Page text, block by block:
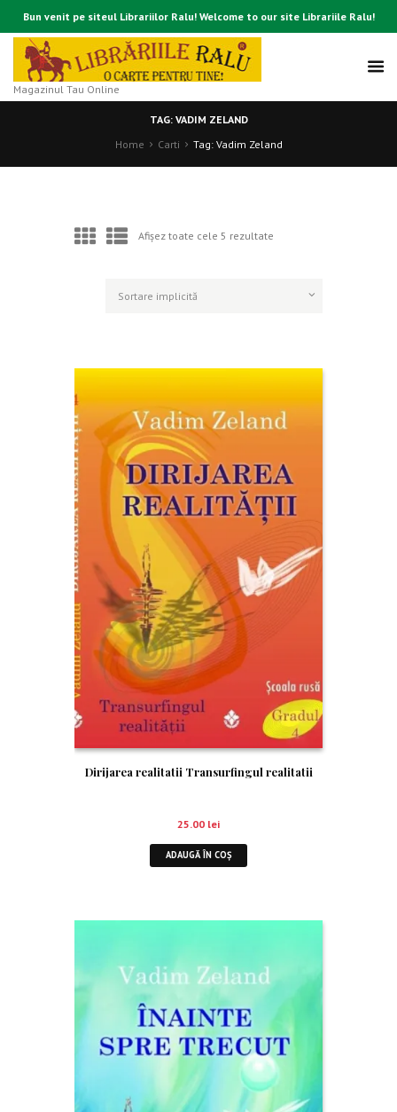
Bun venit pe siteul Librariilor Ralu! Welcome to our site Librariile Ralu!
Magazinul Tau Online
TAG: VADIM ZELAND
Home
Carti Tag: Vadim Zeland
Afișez toate cele 5 rezultate
Dirijarea realitatii Transurfingul realitatii
25.00 lei
ADAUGĂ ÎN COȘ